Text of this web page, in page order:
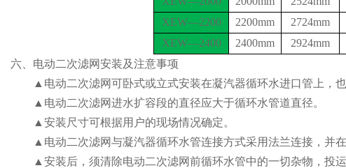
XEW—2200
2200mm 2724mm
XEW—2400 2400mm 2924mm
六、电动二次滤网安装及注意事项
▲电动二次滤网可卧式或立式安装在凝汽器循环水进口管上，也
▲电动二次滤网进水扩容段的直径应大于循环水管道直径。
▲安装尺寸可根据用户的现场情况确定。
▲电动二次滤网与凝汽器循环水管连接方式采用法兰连接，并在
▲安装后，须清除电动二次滤网前循环水管中的一切杂物，投运